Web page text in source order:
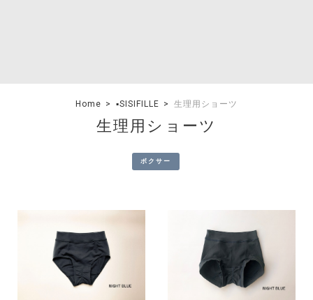
Home ▪︎SISIFILLE 生理用ショーツ
生理用ショーツ
ボクサー